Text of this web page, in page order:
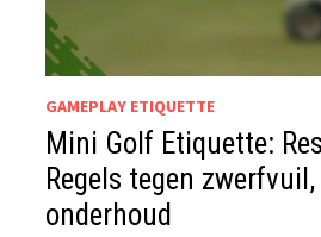
GAMEPLAY ETIQUETTE
Mini Golf Etiquette:
Regels tegen
onderhoud